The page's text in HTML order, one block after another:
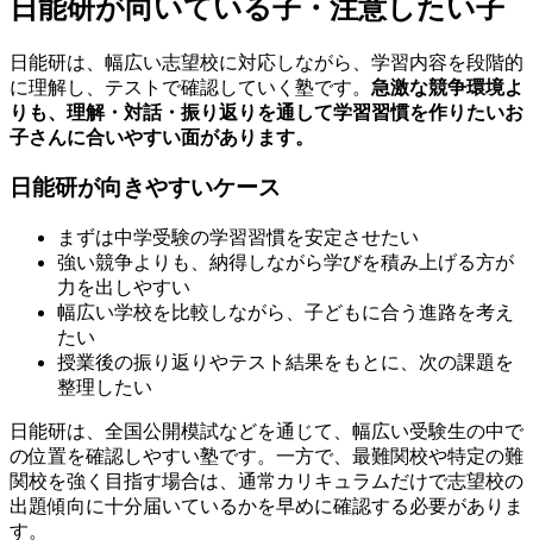
日能研が向いている子・注意したい子
日能研は、幅広い志望校に対応しながら、学習内容を段階的
に理解し、テストで確認していく塾です。 急激な競争環境よ
りも、理解・対話・振り返りを通して学習習慣を作りたいお
子さんに合いやすい面があります。
日能研が向きやすいケース
まずは中学受験の学習習慣を安定させたい
強い競争よりも、納得しながら学びを積み上げる方が
力を出しやすい
幅広い学校を比較しながら、子どもに合う進路を考え
たい
授業後の振り返りやテスト結果をもとに、次の課題を
整理したい
日能研は、全国公開模試などを通じて、幅広い受験生の中で
の位置を確認しやすい塾です。一方で、最難関校や特定の難
関校を強く目指す場合は、通常カリキュラムだけで志望校の
出題傾向に十分届いているかを早めに確認する必要がありま
す。